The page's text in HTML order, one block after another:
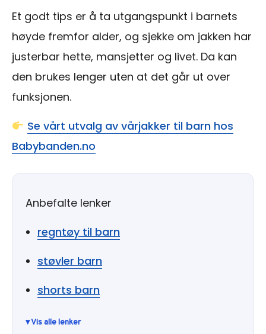
Et godt tips er å ta utgangspunkt i barnets
høyde fremfor alder, og sjekke om jakken har
justerbar hette, mansjetter og livet. Da kan
den brukes lenger uten at det går ut over
funksjonen.
Se vårt utvalg av vårjakker til barn hos
Babybanden.no
Anbefalte lenker
regntøy til barn
støvler barn
shorts barn